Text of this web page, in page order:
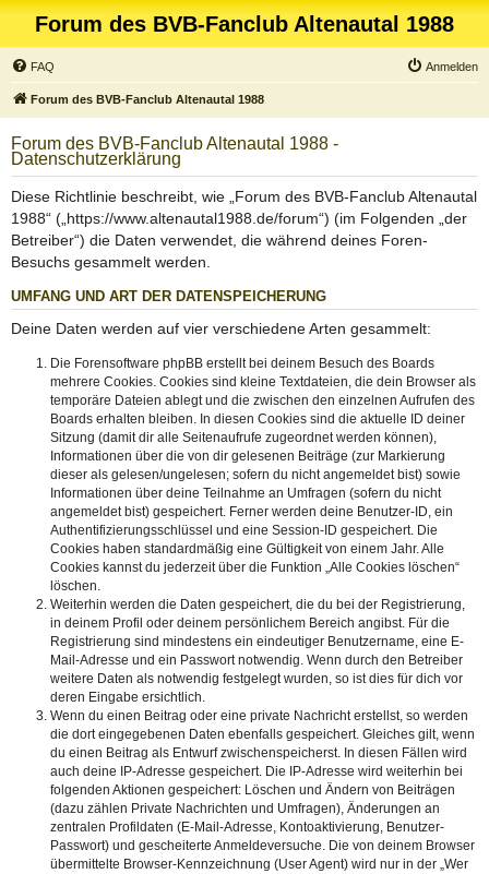
Forum des BVB-Fanclub Altenautal 1988
FAQ Anmelden
Forum des BVB-Fanclub Altenautal 1988
Forum des BVB-Fanclub Altenautal 1988 -
Datenschutzerklärung
Diese Richtlinie beschreibt, wie „Forum des BVB-Fanclub Altenautal
1988“ („https://www.altenautal1988.de/forum“) (im Folgenden „der
Betreiber“) die Daten verwendet, die während deines Foren-
Besuchs gesammelt werden.
UMFANG UND ART DER DATENSPEICHERUNG
Deine Daten werden auf vier verschiedene Arten gesammelt:
Die Forensoftware phpBB erstellt bei deinem Besuch des Boards
mehrere Cookies. Cookies sind kleine Textdateien, die dein Browser als
temporäre Dateien ablegt und die zwischen den einzelnen Aufrufen des
Boards erhalten bleiben. In diesen Cookies sind die aktuelle ID deiner
Sitzung (damit dir alle Seitenaufrufe zugeordnet werden können),
Informationen über die von dir gelesenen Beiträge (zur Markierung
dieser als gelesen/ungelesen; sofern du nicht angemeldet bist) sowie
Informationen über deine Teilnahme an Umfragen (sofern du nicht
angemeldet bist) gespeichert. Ferner werden deine Benutzer-ID, ein
Authentifizierungsschlüssel und eine Session-ID gespeichert. Die
Cookies haben standardmäßig eine Gültigkeit von einem Jahr. Alle
Cookies kannst du jederzeit über die Funktion „Alle Cookies löschen“
löschen.
Weiterhin werden die Daten gespeichert, die du bei der Registrierung,
in deinem Profil oder deinem persönlichem Bereich angibst. Für die
Registrierung sind mindestens ein eindeutiger Benutzername, eine E-
Mail-Adresse und ein Passwort notwendig. Wenn durch den Betreiber
weitere Daten als notwendig festgelegt wurden, so ist dies für dich vor
deren Eingabe ersichtlich.
Wenn du einen Beitrag oder eine private Nachricht erstellst, so werden
die dort eingegebenen Daten ebenfalls gespeichert. Gleiches gilt, wenn
du einen Beitrag als Entwurf zwischenspeicherst. In diesen Fällen wird
auch deine IP-Adresse gespeichert. Die IP-Adresse wird weiterhin bei
folgenden Aktionen gespeichert: Löschen und Ändern von Beiträgen
(dazu zählen Private Nachrichten und Umfragen), Änderungen an
zentralen Profildaten (E-Mail-Adresse, Kontoaktivierung, Benutzer-
Passwort) und gescheiterte Anmeldeversuche. Die von deinem Browser
übermittelte Browser-Kennzeichnung (User Agent) wird nur in der „Wer